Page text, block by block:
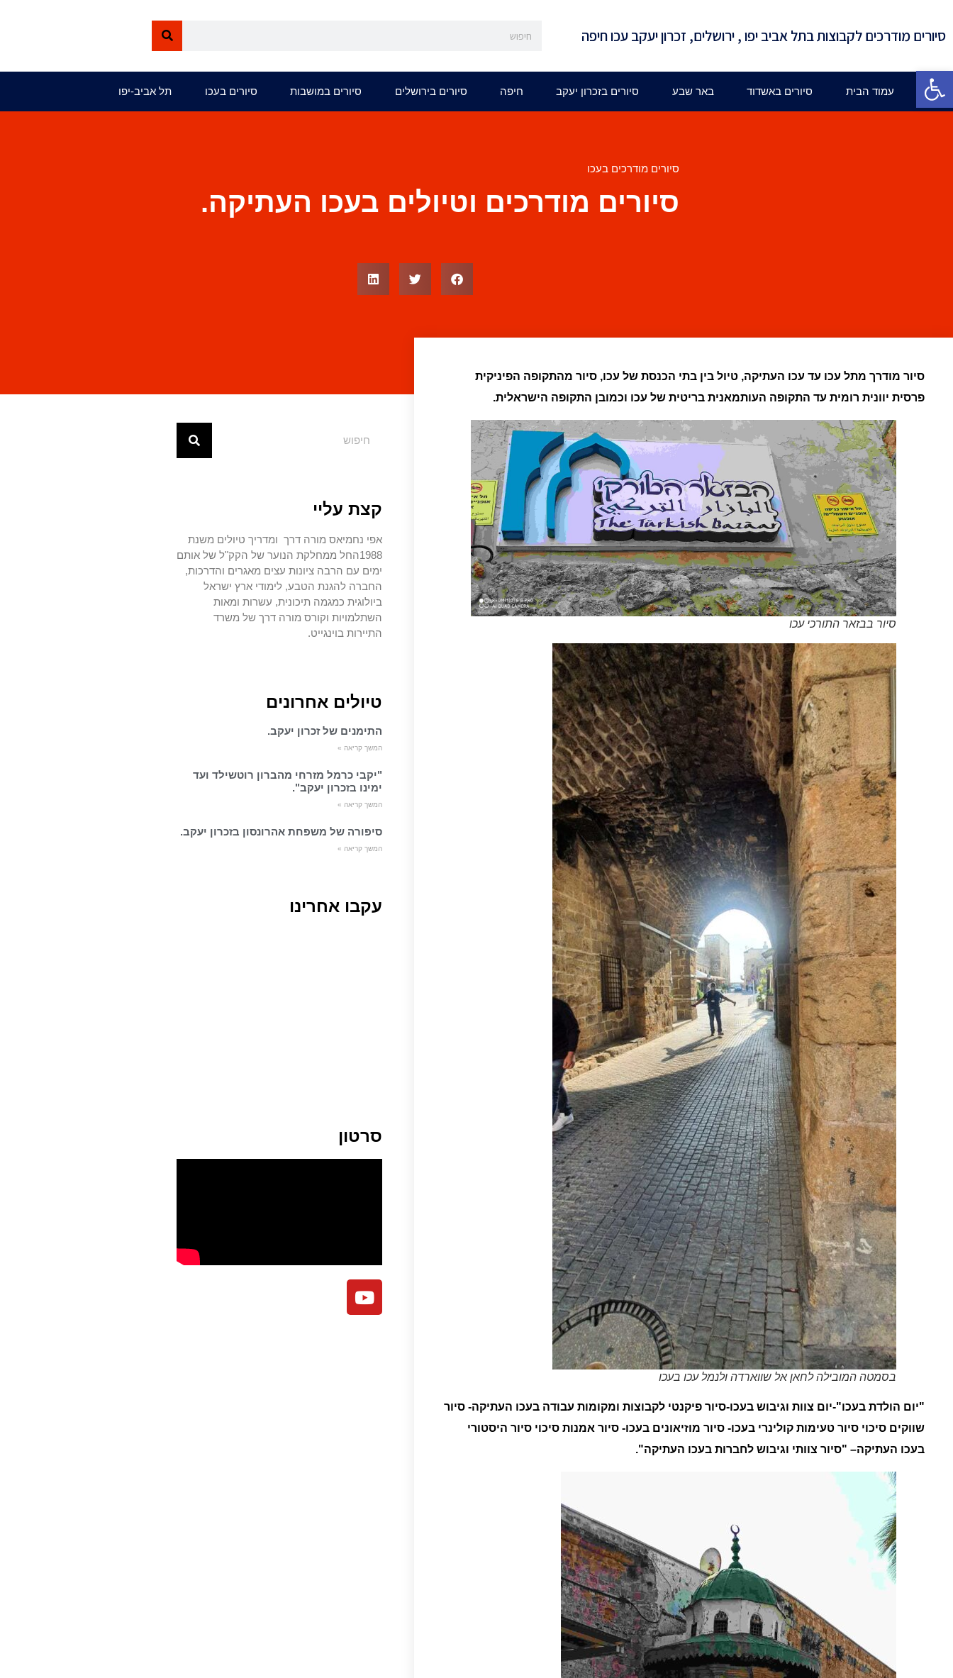
פתח סרגל נגישות
סיורים מודרכים לקבוצות בתל אביב יפו , ירושלים, זכרון יעקב עכו חיפה
עמוד הבית סיורים באשדוד באר שבע סיורים בזכרון יעקב חיפה סיורים בירושלים סיורים במושבות סיורים בעכו תל אביב-יפו
סיורים מודרכים בעכו
סיורים מודרכים וטיולים בעכו העתיקה.
סיור מודרך מתל עכו עד עכו העתיקה, טיול בין בתי הכנסת של עכו, סיור מהתקופה הפיניקית
פרסית יוונית רומית עד התקופה העותמאנית בריטית של עכו וכמובן התקופה הישראלית.
סיור בבזאר התורכי עכו
בסמטה המובילה לחאן אל שווארדה ולנמל עכו בעכו
"יום הולדת בעכו"-יום צוות וגיבוש בעכו-סיור פיקנטי לקבוצות ומקומות עבודה בעכו העתיקה- סיור
שווקים סיכוי סיור טעימות קולינרי בעכו- סיור מוזיאונים בעכו- סיור אמנות סיכוי סיור היסטורי
בעכו העתיקה– "סיור צוותי וגיבוש לחברות בעכו העתיקה".
קצת עליי
אפי נחמיאס מורה דרך ומדריך טיולים משנת
1988החל ממחלקת הנוער של הקק"ל של אותם
ימים עם הרבה ציונות עצים מאגרים והדרכות,
החברה להגנת הטבע, לימודי ארץ ישראל
ביולוגית כמגמה תיכונית, עשרות ומאות
השתלמויות וקורס מורה דרך של משרד
התיירות בוינגייט.
טיולים אחרונים
התימנים של זכרון יעקב.
המשך קריאה »
"יקבי כרמל מזרחי מהברון רוטשילד ועד
ימינו בזכרון יעקב".
המשך קריאה »
סיפורה של משפחת אהרונסון בזכרון יעקב.
המשך קריאה »
עקבו אחרינו
סרטון